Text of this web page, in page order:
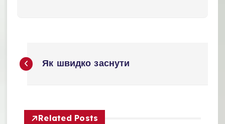
Н
а
Як швидко заснути
Related Posts